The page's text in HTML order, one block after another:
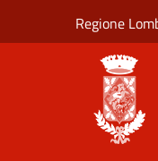
Regione